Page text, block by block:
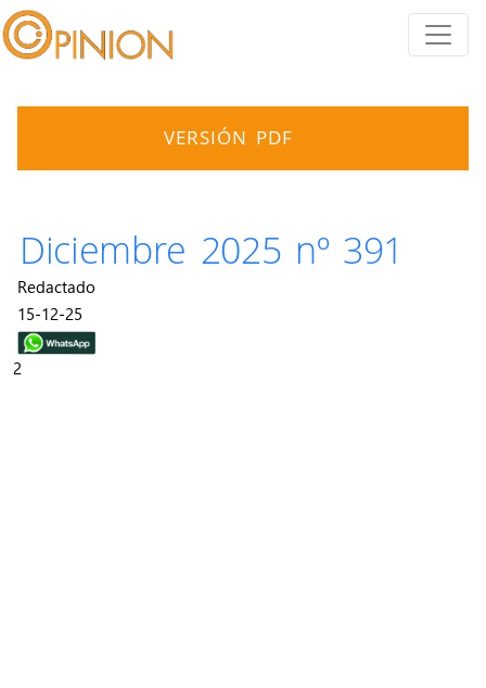
VERSIÓN PDF
Diciembre 2025 nº 391
Redactado
15-12-25
2